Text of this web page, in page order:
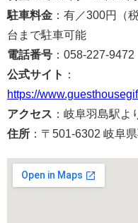
駐車料金 ：有／300円（
台まで駐車可能
電話番号 ：058-227-9472
公式サイト ：
https://
アクセス ：岐阜羽島駅よ
住所 ：〒501-6302 岐阜